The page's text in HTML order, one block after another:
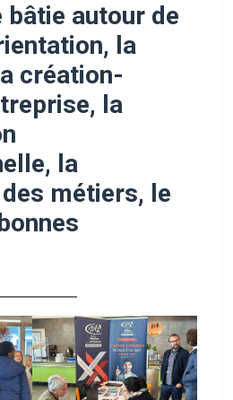
bâtie autour de
la
création-
la
la
métiers, le